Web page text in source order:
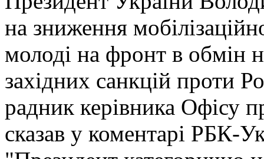
на зниження
молоді на фронт в обмін
західних санкцій проти
радник керівника Офісу
сказав у коментарі РБК-